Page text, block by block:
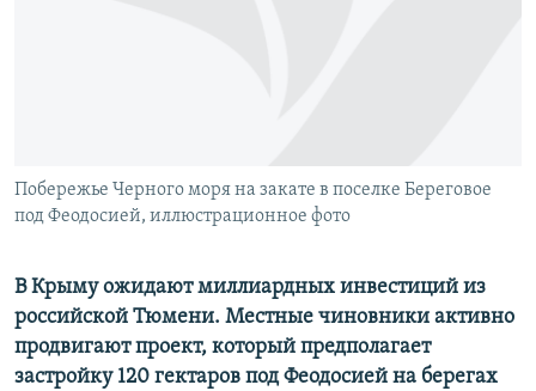
Все сайты RFE/RL
Побережье Черного моря на закате в поселке Береговое
под Феодосией, иллюстрационное фото
В Крыму ожидают миллиардных инвестиций из
российской Тюмени. Местные чиновники активно
продвигают проект, который предполагает
застройку 120 гектаров под Феодосией на берегах